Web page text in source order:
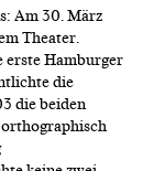
Am 30. März
Theater.
erste Hamburger
die
die beiden